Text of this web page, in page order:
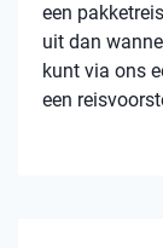
een
uit dan
kunt via ons
een